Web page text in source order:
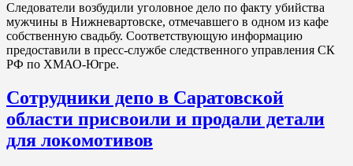
Следователи возбудили уголовное дело по факту убийства
мужчины в Нижневартовске, отмечавшего в одном из кафе
собственную свадьбу. Соответствующую информацию
предоставили в пресс-службе следственного управления СК
РФ по ХМАО-Югре.
Сотрудники депо в Саратовской
области присвоили и продали детали
для локомотивов